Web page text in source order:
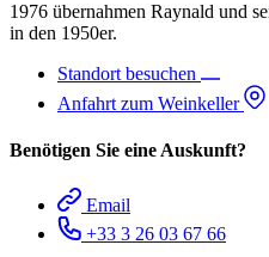
1976 übernahmen Raynald und
in den 1950er.
Standort besuchen
Anfahrt zum Weinkeller
Benötigen Sie eine Auskunft?
Email
+33 3 26 03 67 66